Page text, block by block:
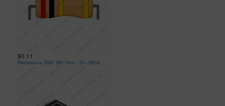
$0.11
Resistencia SMD 560 Ohm - 5% (0603)